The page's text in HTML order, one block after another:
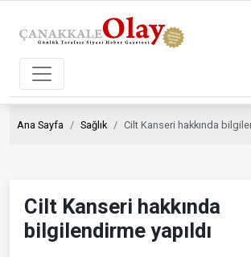
Ana Sayfa Sağlık Cilt Kanseri hakkında
Cilt Kanseri hakkında
bilgilendirme yapıldı